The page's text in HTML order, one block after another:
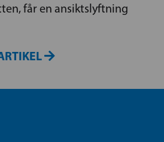
får en ansiktslyftning